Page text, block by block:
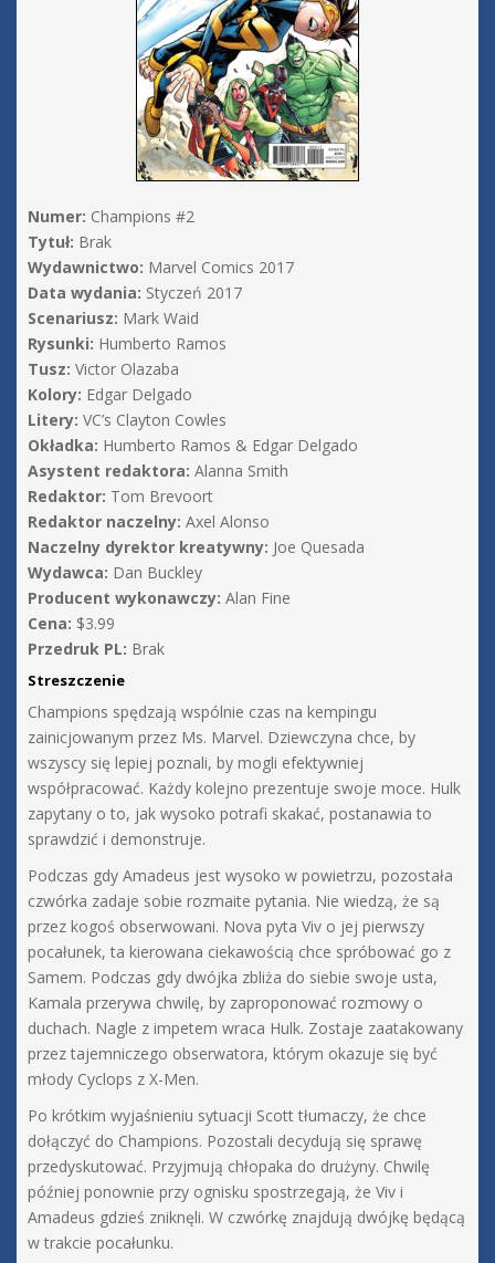
Numer: Champions #2
Tytuł: Brak
Wydawnictwo: Marvel Comics 2017
Data wydania: Styczeń 2017
Scenariusz: Mark Waid
Rysunki: Humberto Ramos
Tusz: Victor Olazaba
Kolory: Edgar Delgado
Litery: VC’s Clayton Cowles
Okładka: Humberto Ramos & Edgar Delgado
Asystent redaktora: Alanna Smith
Redaktor: Tom Brevoort
Redaktor naczelny: Axel Alonso
Naczelny dyrektor kreatywny: Joe Quesada
Wydawca: Dan Buckley
Producent wykonawczy: Alan Fine
Cena: $3.99
Przedruk PL: Brak
Streszczenie
Champions spędzają wspólnie czas na kempingu
zainicjowanym przez Ms. Marvel. Dziewczyna chce, by
wszyscy się lepiej poznali, by mogli efektywniej
współpracować. Każdy kolejno prezentuje swoje moce. Hulk
zapytany o to, jak wysoko potrafi skakać, postanawia to
sprawdzić i demonstruje.
Podczas gdy Amadeus jest wysoko w powietrzu, pozostała
czwórka zadaje sobie rozmaite pytania. Nie wiedzą, że są
przez kogoś obserwowani. Nova pyta Viv o jej pierwszy
pocałunek, ta kierowana ciekawością chce spróbować go z
Samem. Podczas gdy dwójka zbliża do siebie swoje usta,
Kamala przerywa chwilę, by zaproponować rozmowy o
duchach. Nagle z impetem wraca Hulk. Zostaje zaatakowany
przez tajemniczego obserwatora, którym okazuje się być
młody Cyclops z X-Men.
Po krótkim wyjaśnieniu sytuacji Scott tłumaczy, że chce
dołączyć do Champions. Pozostali decydują się sprawę
przedyskutować. Przyjmują chłopaka do drużyny. Chwilę
później ponownie przy ognisku spostrzegają, że Viv i
Amadeus gdzieś zniknęli. W czwórkę znajdują dwójkę będącą
w trakcie pocałunku.